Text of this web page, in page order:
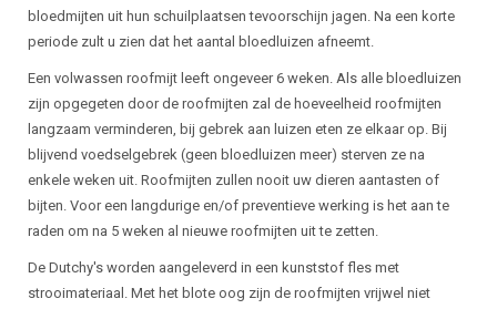
bloedmijten uit hun schuilplaatsen tevoorschijn jagen. Na een korte
periode zult u zien dat het aantal bloedluizen afneemt.
Een volwassen roofmijt leeft ongeveer 6 weken. Als alle bloedluizen
zijn opgegeten door de roofmijten zal de hoeveelheid roofmijten
langzaam verminderen, bij gebrek aan luizen eten ze elkaar op. Bij
blijvend voedselgebrek (geen bloedluizen meer) sterven ze na
enkele weken uit. Roofmijten zullen nooit uw dieren aantasten of
bijten. Voor een langdurige en/of preventieve werking is het aan te
raden om na 5 weken al nieuwe roofmijten uit te zetten.
De Dutchy's worden aangeleverd in een kunststof fles met
strooimateriaal. Met het blote oog zijn de roofmijten vrijwel niet